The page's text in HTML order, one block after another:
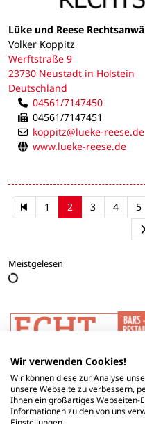
Lüke und Reese
Volker Koppitz
Werftstraße 9
23730 Neustadt in Holstein
Deutschland
04561/7147450
04561/7147451
koppitz@lueke-reese.de
www.lueke-reese.de
1 2 3 4 5
Meistgelesen
Wir verwenden Cookies!
Wir können diese zur Analyse
unsere Webseite zu verbessern,
Ihnen ein großartiges Webseiten-
Informationen zu den von uns